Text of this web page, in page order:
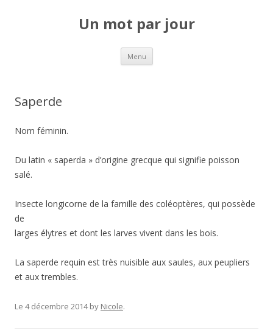
Un mot par jour
Menu Aller au contenu principal
Saperde
Nom féminin.
Du latin « saperda » d’origine grecque qui signifie poisson
salé.
Insecte longicorne de la famille des coléoptères, qui possède
de
larges élytres et dont les larves vivent dans les bois.
La saperde requin est très nuisible aux saules, aux peupliers
et aux trembles.
Le 4 décembre 2014by Nicole.